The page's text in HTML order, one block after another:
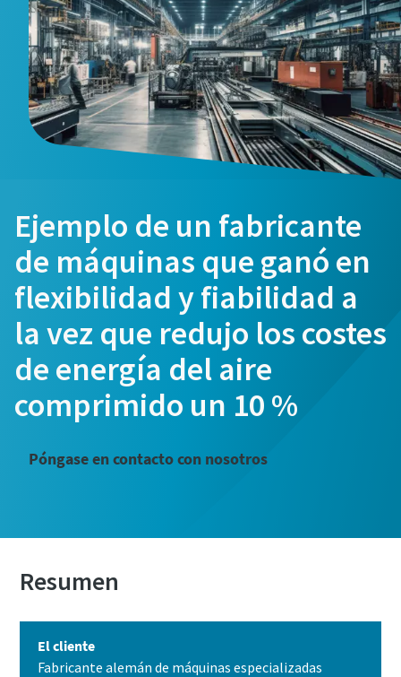
Optimice el flujo de aire mediante un
controlador central
Nuestro controlador central más reciente, el Optimizer
Obtenga más información
Ejemplo de un fabricante
de máquinas que ganó en
flexibilidad y fiabilidad a
la vez que redujo los costes
de energía del aire
comprimido un 10 %
Póngase en contacto con nosotros
Resumen
El cliente
Fabricante alemán de máquinas especializadas